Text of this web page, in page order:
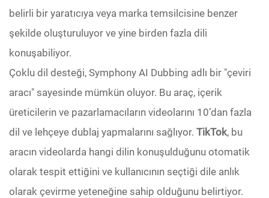
belirli bir yaratıcıya veya marka temsilcisine benzer
şekilde oluşturuluyor ve yine birden fazla dili
konuşabiliyor.
Çoklu dil desteği, Symphony AI Dubbing adlı bir "çeviri
aracı" sayesinde mümkün oluyor. Bu araç, içerik
üreticilerin ve pazarlamacıların videolarını 10’dan fazla
dil ve lehçeye dublaj yapmalarını sağlıyor. TikTok, bu
aracın videolarda hangi dilin konuşulduğunu otomatik
olarak tespit ettiğini ve kullanıcının seçtiği dile anlık
olarak çevirme yeteneğine sahip olduğunu belirtiyor.